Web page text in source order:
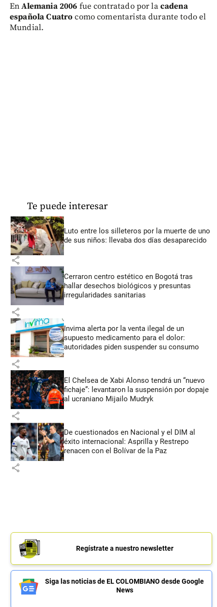
EnAlemania 2006 fue contratado por lacadena
española Cuatro como comentarista durante todo el
Mundial.
Te puede interesar
Luto entre los silleteros por la muerte de uno
de sus niños: llevaba dos días desaparecido
share
Cerraron centro estético en Bogotá tras
hallar desechos biológicos y presuntas
irregularidades sanitarias
share
Invima alerta por la venta ilegal de un
supuesto medicamento para el dolor:
autoridades piden suspender su consumo
share
El Chelsea de Xabi Alonso tendrá un “nuevo
fichaje”: levantaron la suspensión por dopaje
al ucraniano Mijailo Mudryk
share
De cuestionados en Nacional y el DIM al
éxito internacional: Asprilla y Restrepo
renacen con el Bolívar de la Paz
share
Regístrate a nuestro newsletter
Siga las noticias de EL COLOMBIANO desde Google
News